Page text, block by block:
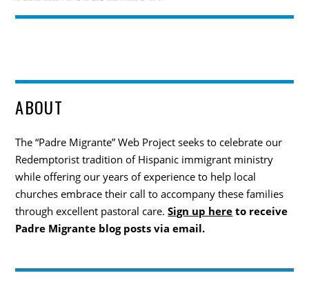
ABOUT
The “Padre Migrante” Web Project seeks to celebrate our
Redemptorist tradition of Hispanic immigrant ministry
while offering our years of experience to help local
churches embrace their call to accompany these families
through excellent pastoral care. Sign up here to receive
Padre Migrante blog posts via email.